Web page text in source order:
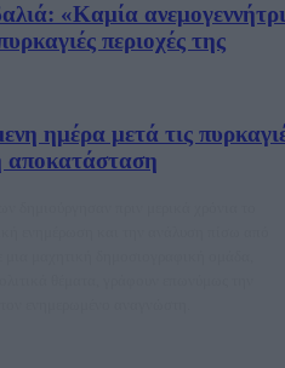
«Καμία
περιοχές της
ημέρα μετά τις
αποκατάσταση